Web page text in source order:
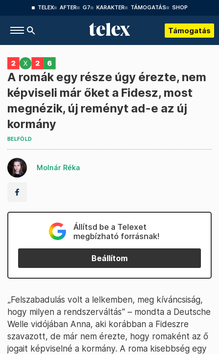
TELEX AFTER G7 KARAKTER TÁMOGATÁS SHOP
Támogatás
A romák egy része úgy érezte, nem
képviseli már őket a Fidesz, most
megnézik, új reményt ad-e az új
kormány
BELFÖLD
Molnár Réka
Állítsd be a Telexet
megbízható forrásnak!
Beállítom
„Felszabadulás volt a lelkemben, meg kíváncsiság,
hogy milyen a rendszerváltás” – mondta a Deutsche
Welle vidójában Anna, aki korábban a Fideszre
szavazott, de már nem érezte, hogy romaként az ő
jogait képviselné a kormány. A roma kisebbség egy